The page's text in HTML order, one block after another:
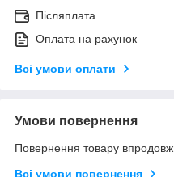
Післяплата
Оплата на рахунок
Всі умови оплати
Умови повернення
Повернення товару
Всі умови повернення